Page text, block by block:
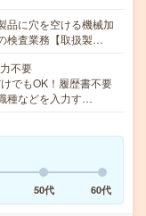
品に穴を空ける機械加
検査業務【取扱製…
不要
でもOK！履歴書不要
種などを入力す…
50代 60代